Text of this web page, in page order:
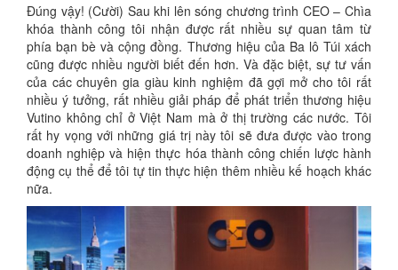
Đúng vậy! (Cười) Sau khi lên sóng chương trình CEO – Chìa
khóa thành công tôi nhận được rất nhiều sự quan tâm từ
phía bạn bè và cộng đồng. Thương hiệu của Ba lô Túi xách
cũng được nhiều người biết đến hơn. Và đặc biệt, sự tư vấn
của các chuyên gia giàu kinh nghiệm đã gợi mở cho tôi rất
nhiều ý tưởng, rất nhiều giải pháp để phát triển thương hiệu
Vutino không chỉ ở Việt Nam mà ở thị trường các nước. Tôi
rất hy vọng với những giá trị này tôi sẽ đưa được vào trong
doanh nghiệp và hiện thực hóa thành công chiến lược hành
động cụ thể để tôi tự tin thực hiện thêm nhiều kế hoạch khác
nữa.